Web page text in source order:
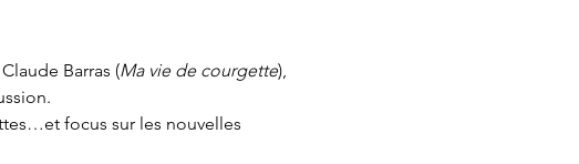
Barras (Ma vie de courgette),
focus sur les nouvelles